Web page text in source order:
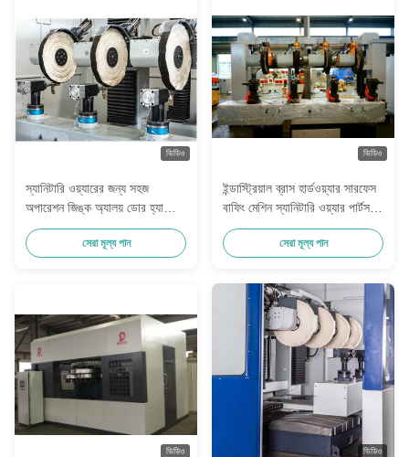
ভিডিও
স্যানিটারি ওয়্যারের জন্য সহজ
অপারেশন জিঙ্ক অ্যালয় ডোর হ্যান্ডেল
লক কম্পোনেন্ট পলিশিং ইকুইপমেন্ট বাফিং
মেশিন
সেরা মূল্য পান
ভিডিও
ইন্ডাস্ট্রিয়াল ব্রাস হার্ডওয়্যার সারফেস
বাফিং মেশিন স্যানিটারি ওয়্যার পার্টস
স্টেইনলেস স্টিলের জন্য মেটাল পলিশিং
সরঞ্জাম
সেরা মূল্য পান
ভিডিও ভিডিও